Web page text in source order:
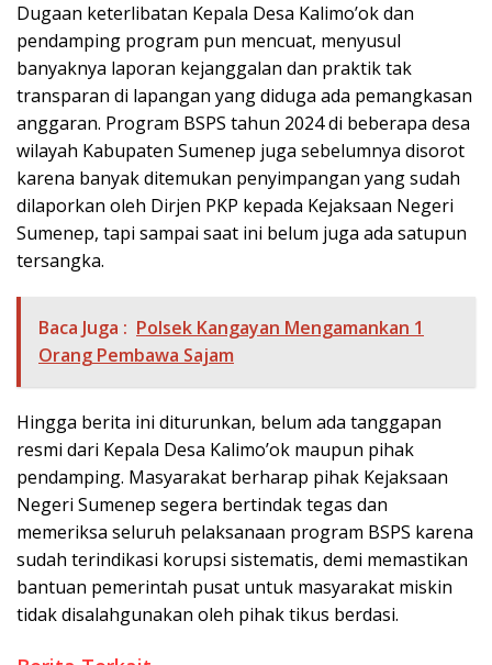
Dugaan keterlibatan Kepala Desa Kalimo’ok dan
pendamping program pun mencuat, menyusul
banyaknya laporan kejanggalan dan praktik tak
transparan di lapangan yang diduga ada pemangkasan
anggaran. Program BSPS tahun 2024 di beberapa desa
wilayah Kabupaten Sumenep juga sebelumnya disorot
karena banyak ditemukan penyimpangan yang sudah
dilaporkan oleh Dirjen PKP kepada Kejaksaan Negeri
Sumenep, tapi sampai saat ini belum juga ada satupun
tersangka.
Baca Juga : Polsek Kangayan Mengamankan 1
Orang Pembawa Sajam
Hingga berita ini diturunkan, belum ada tanggapan
resmi dari Kepala Desa Kalimo’ok maupun pihak
pendamping. Masyarakat berharap pihak Kejaksaan
Negeri Sumenep segera bertindak tegas dan
memeriksa seluruh pelaksanaan program BSPS karena
sudah terindikasi korupsi sistematis, demi memastikan
bantuan pemerintah pusat untuk masyarakat miskin
tidak disalahgunakan oleh pihak tikus berdasi.